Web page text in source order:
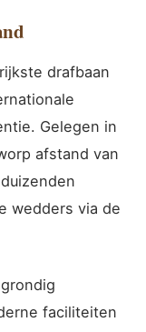
drafbaan
Gelegen in
afstand van
wedders via de
faciliteiten